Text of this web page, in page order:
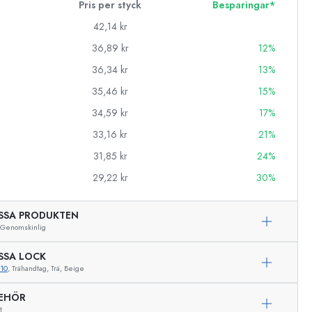
Pris per styck
Besparingar*
42,14 kr
36,89 kr
12%
36,34 kr
13%
35,46 kr
15%
34,59 kr
17%
33,16 kr
21%
31,85 kr
24%
29,22 kr 30%
PRODUKTEN
Genomskinlig
LOCK
, Trähandtag, Trä, Beige